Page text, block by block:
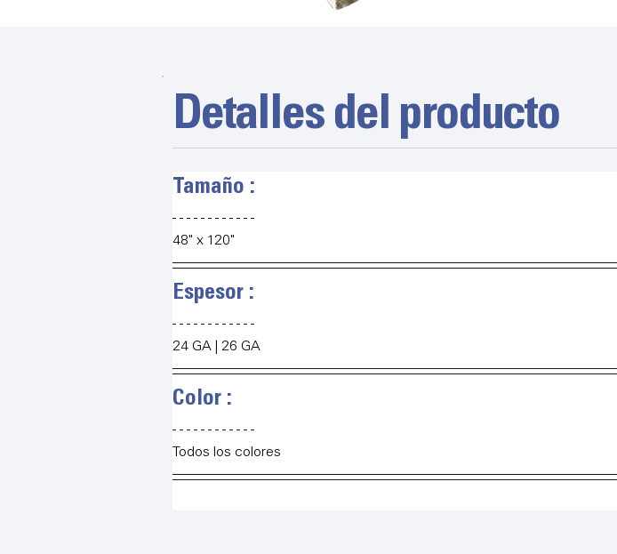
Detalles del producto
Tamaño :
48" x 120"
Espesor :
24 GA | 26 GA
Color :
Todos los colores